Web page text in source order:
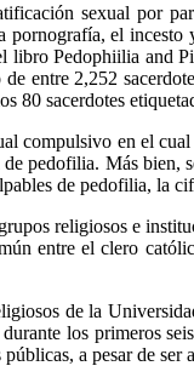
sexual por
pornografía, el
libro Pedophiilia and
entre 2,252
80 sacerdotes
compulsivo en el
pedofilia. Más bien,
de pedofilia, la
religiosos e
entre el clero
de la
los primeros
a pesar de